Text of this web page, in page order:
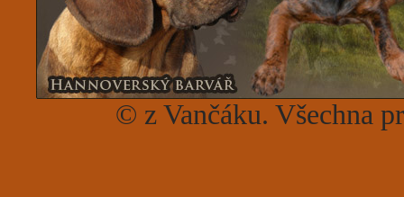
© z Vančáku. Všechna